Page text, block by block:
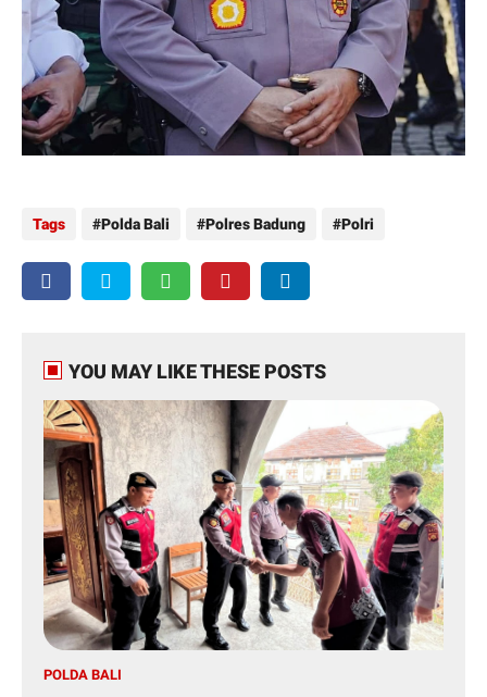
Tags Polda Bali Polres Badung Polri
YOU MAY LIKE THESE POSTS
POLDA BALI